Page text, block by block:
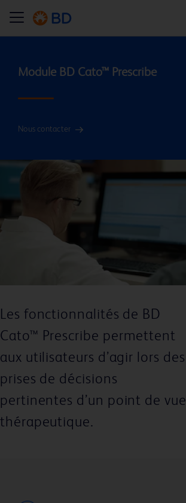
Nous contacter
Les fonctionnalités de BD
Cato™ Prescribe permettent
aux utilisateurs d’agir lors des
prises de décisions
pertinentes d’un point de vue
thérapeutique.